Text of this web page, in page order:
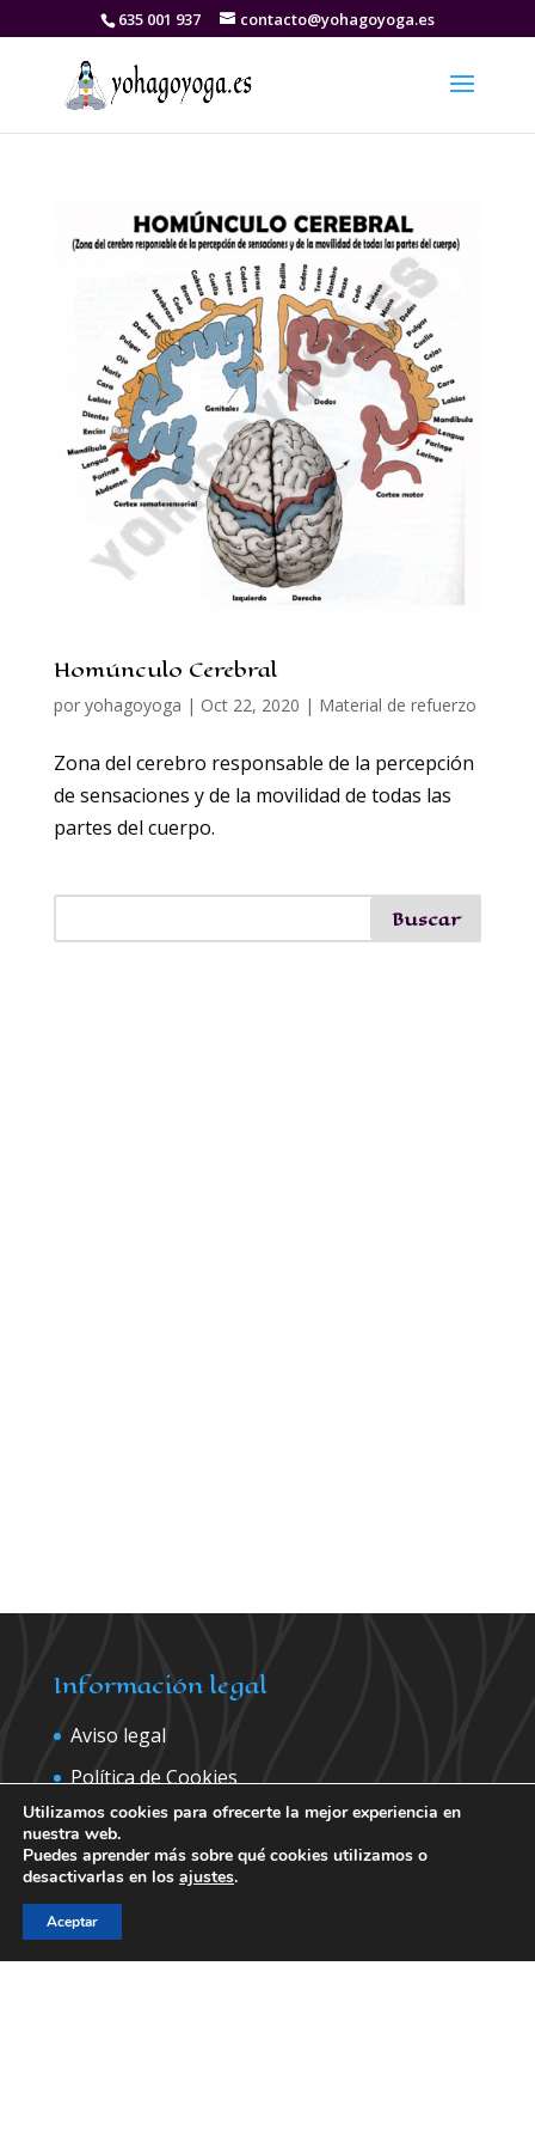
635 001 937 contacto@yohagoyoga.es
Homúnculo Cerebral
por yohagoyoga | Oct 22, 2020 | Material de refuerzo
Zona del cerebro responsable de la percepción
de sensaciones y de la movilidad de todas las
partes del cuerpo.
Información legal
Aviso legal
Política de Cookies
Política de privacidad
Contáctanos para más información
Utilizamos cookies para ofrecerte la mejor experiencia en
nuestra web.
Puedes aprender más sobre qué cookies utilizamos o
desactivarlas en los ajustes.
Aceptar